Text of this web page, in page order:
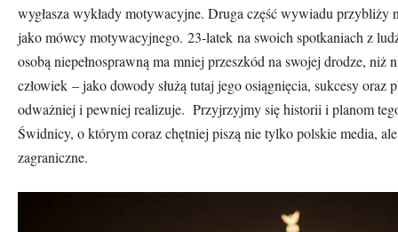
wygłasza wykłady motywacyjne. Druga część wywiadu przybliży
jako mówcy motywacyjnego. 23-latek na swoich spotkaniach z
osobą niepełnosprawną ma mniej przeszkód na swojej drodze, niż
człowiek – jako dowody służą tutaj jego osiągnięcia, sukcesy oraz
odważniej i pewniej realizuje. Przyjrzyjmy się historii i planom
Świdnicy, o którym coraz chętniej piszą nie tylko polskie media,
zagraniczne.